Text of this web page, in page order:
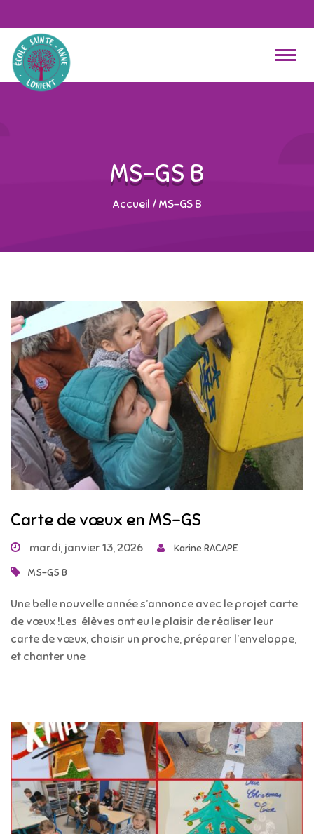
MS-GS B
Accueil / MS-GS B
Carte de vœux en MS-GS
mardi, janvier 13, 2026 Karine RACAPE
MS-GS B
Une belle nouvelle année s’annonce avec le projet carte
de vœux !Les élèves ont eu le plaisir de réaliser leur
carte de vœux, choisir un proche, préparer l’enveloppe,
et chanter une